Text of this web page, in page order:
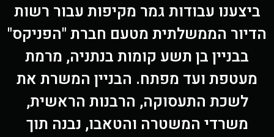
ביצענו עבודות גמר מקיפות עבור רשות
הממשלתית מטעם חברת "הפניקס"
בבניין בן תשע קומות בנתניה, מרמת
מעטפת ועד מפתח. הבניין המשרת את
לשכת התעסוקה, הרבנות הראשית,
משרדי המשטרה והטאבו, נבנה תוך